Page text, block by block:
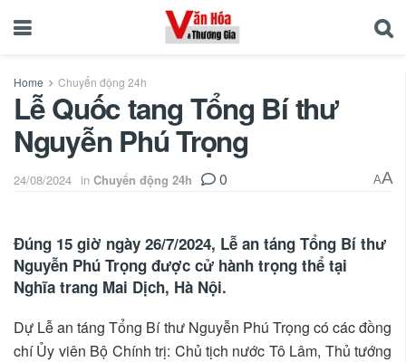
Home Chuyển động 24h
Lễ Quốc tang Tổng Bí thư
Nguyễn Phú Trọng
24/08/2024 in Chuyển động 24h 0 AA
Đúng 15 giờ ngày 26/7/2024, Lễ an táng Tổng Bí thư
Nguyễn Phú Trọng được cử hành trọng thể tại
Nghĩa trang Mai Dịch, Hà Nội.
Dự Lễ an táng Tổng Bí thư Nguyễn Phú Trọng có các đồng
chí Ủy viên Bộ Chính trị: Chủ tịch nước Tô Lâm, Thủ tướng